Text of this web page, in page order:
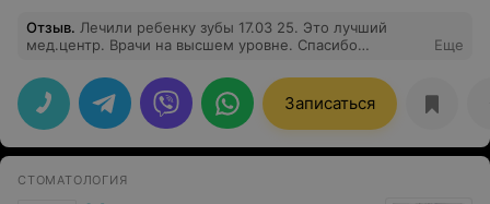
Отзыв. Лечили ребенку зубы 17.03 25. Это лучший
мед.центр. Врачи на высшем уровне. Спасибо
Еще
Записаться
СТОМАТОЛОГИЯ